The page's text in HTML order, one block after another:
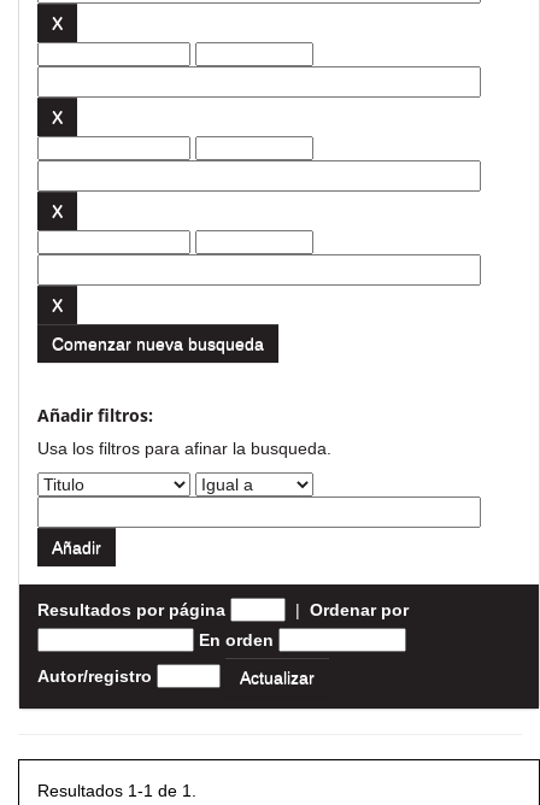
Comenzar nueva busqueda
Añadir filtros:
Usa los filtros para afinar la busqueda.
Resultados por página | Ordenar por
En orden
Autor/registro
Resultados 1-1 de 1.